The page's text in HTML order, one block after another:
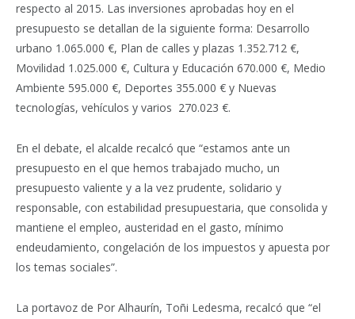
respecto al 2015. Las inversiones aprobadas hoy en el
presupuesto se detallan de la siguiente forma: Desarrollo
urbano 1.065.000 €, Plan de calles y plazas 1.352.712 €,
Movilidad 1.025.000 €, Cultura y Educación 670.000 €, Medio
Ambiente 595.000 €, Deportes 355.000 € y Nuevas
tecnologías, vehículos y varios 270.023 €.
En el debate, el alcalde recalcó que “estamos ante un
presupuesto en el que hemos trabajado mucho, un
presupuesto valiente y a la vez prudente, solidario y
responsable, con estabilidad presupuestaria, que consolida y
mantiene el empleo, austeridad en el gasto, mínimo
endeudamiento, congelación de los impuestos y apuesta por
los temas sociales”.
La portavoz de Por Alhaurín, Toñi Ledesma, recalcó que “el